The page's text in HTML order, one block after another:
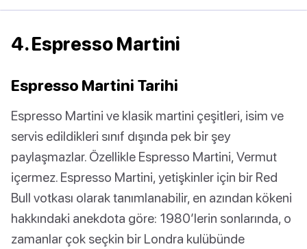
4. Espresso Martini
Espresso Martini Tarihi
Espresso Martini ve klasik martini çeşitleri, isim ve
servis edildikleri sınıf dışında pek bir şey
paylaşmazlar. Özellikle Espresso Martini, Vermut
içermez. Espresso Martini, yetişkinler için bir Red
Bull votkası olarak tanımlanabilir, en azından kökeni
hakkındaki anekdota göre: 1980’lerin sonlarında, o
zamanlar çok seçkin bir Londra kulübünde